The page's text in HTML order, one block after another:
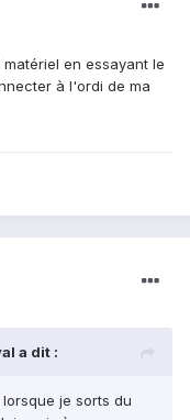
en essayant le
à l'ordi de ma
a dit :
je sorts du